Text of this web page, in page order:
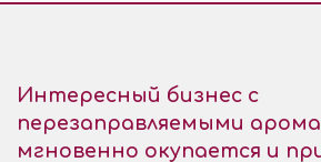
Интересный бизнес с
перезаправляемыми
мгновенно окупается и